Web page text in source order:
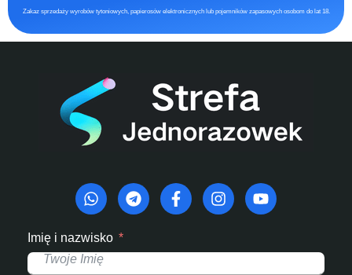
Zakaz sprzedaży wyrobów tytoniowych, papierosów elektronicznych lub pojemników zapasowych osobom do lat 18.
Imię i nazwisko